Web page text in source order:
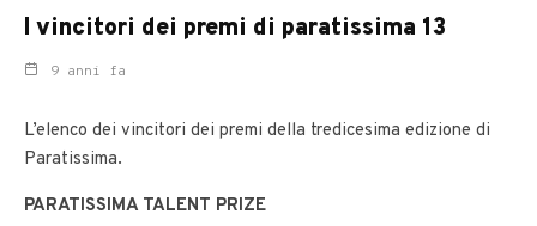
I vincitori dei premi di paratissima 13
9 anni fa
L’elenco dei vincitori dei premi della tredicesima edizione di
Paratissima.
PARATISSIMA TALENT PRIZE